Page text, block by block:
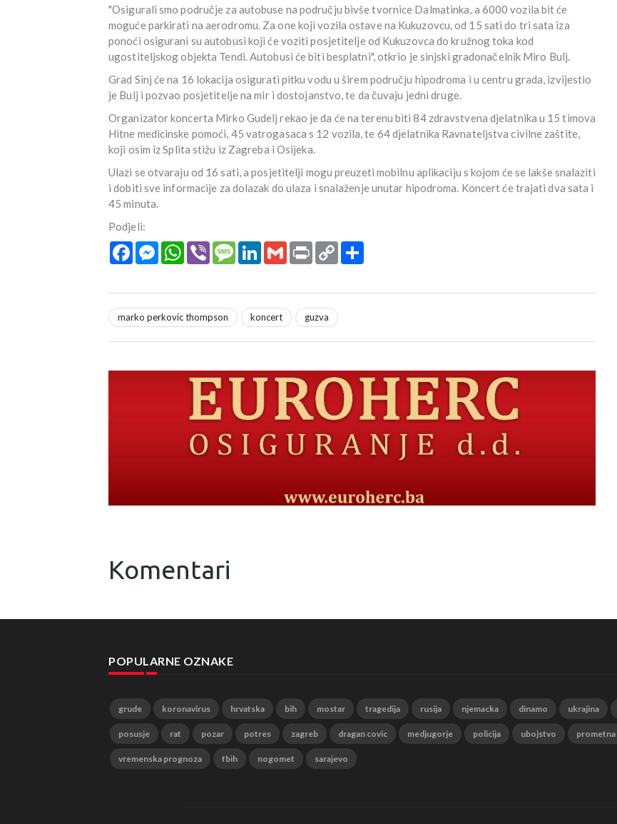
"Osigurali smo područje za autobuse na području bivše tvornice Dalmatinka, a 6000 vozila bit će
moguće parkirati na aerodromu. Za one koji vozila ostave na Kukuzovcu, od 15 sati do tri sata iza
ponoći osigurani su autobusi koji će voziti posjetitelje od Kukuzovca do kružnog toka kod
ugostiteljskog objekta Tendi. Autobusi će biti besplatni", otkrio je sinjski gradonačelnik Miro Bulj.
Grad Sinj će na 16 lokacija osigurati pitku vodu u širem području hipodroma i u centru grada, izvijestio
je Bulj i pozvao posjetitelje na mir i dostojanstvo, te da čuvaju jedni druge.
Organizator koncerta Mirko Gudelj rekao je da će na terenu biti 84 zdravstvena djelatnika u 15 timova
Hitne medicinske pomoći, 45 vatrogasaca s 12 vozila, te 64 djelatnika Ravnateljstva civilne zaštite,
koji osim iz Splita stižu iz Zagreba i Osijeka.
Ulazi se otvaraju od 16 sati, a posjetitelji mogu preuzeti mobilnu aplikaciju s kojom će se lakše snalaziti
i dobiti sve informacije za dolazak do ulaza i snalaženje unutar hipodroma. Koncert će trajati dva sata i
45 minuta.
Podjeli:
FacebookMessengerWhatsApp
Viber MessageLinkedInGmail Print Copy
Link
marko perkovic thompson koncert guzva
Komentari
POPULARNE OZNAKE
grude koronavirus hrvatska bih mostar tragedija rusija njemacka dinamo ukrajina
posusje rat pozar potres zagreb dragan covic medjugorje policija ubojstvo prometna
vremenska prognoza fbih nogomet sarajevo